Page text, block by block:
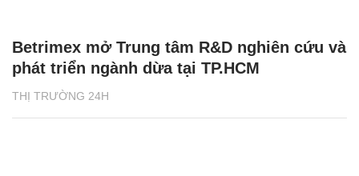
THỊ TRƯỜNG 24H
Betrimex mở Trung tâm R&D nghiên cứu và
phát triển ngành dừa tại TP.HCM